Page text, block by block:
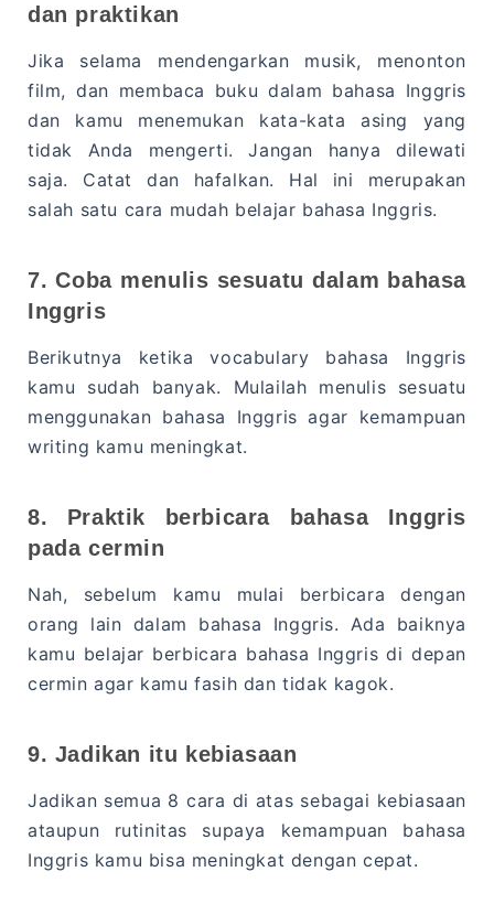
dan praktikan
Jika selama mendengarkan musik, menonton
film, dan membaca buku dalam bahasa Inggris
dan kamu menemukan kata-kata asing yang
tidak Anda mengerti. Jangan hanya dilewati
saja. Catat dan hafalkan. Hal ini merupakan
salah satu cara mudah belajar bahasa Inggris.
7. Coba menulis sesuatu dalam bahasa
Inggris
Berikutnya ketika vocabulary bahasa Inggris
kamu sudah banyak. Mulailah menulis sesuatu
menggunakan bahasa Inggris agar kemampuan
writing kamu meningkat.
8. Praktik berbicara bahasa Inggris
pada cermin
Nah, sebelum kamu mulai berbicara dengan
orang lain dalam bahasa Inggris. Ada baiknya
kamu belajar berbicara bahasa Inggris di depan
cermin agar kamu fasih dan tidak kagok.
9. Jadikan itu kebiasaan
Jadikan semua 8 cara di atas sebagai kebiasaan
ataupun rutinitas supaya kemampuan bahasa
Inggris kamu bisa meningkat dengan cepat.